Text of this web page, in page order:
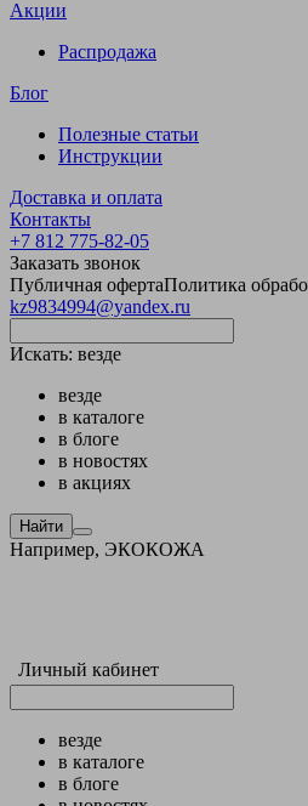
Акции
Распродажа
Блог
Полезные статьи
Инструкции
Доставка и оплата
Контакты
+7 812 775-82-05
Заказать звонок
Публичная офертаПолитика
kz9834994@yandex.ru
Искать: везде
везде
в каталоге
в блоге
в новостях
в акциях
Найти
Например, ЭКОКОЖА
Личный кабинет
везде
в каталоге
в блоге